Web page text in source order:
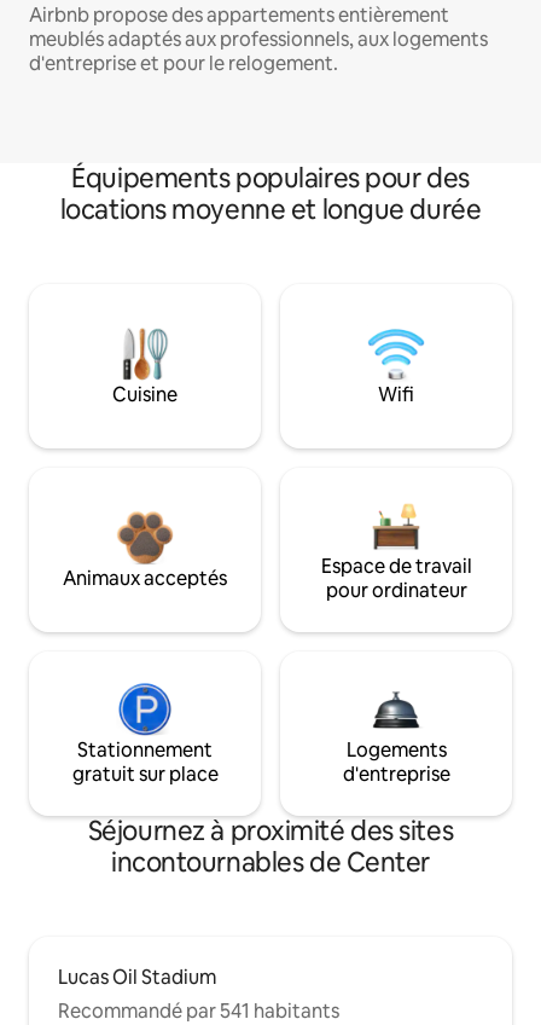
Airbnb propose des appartements entièrement
meublés adaptés aux professionnels, aux logements
d'entreprise et pour le relogement.
Équipements populaires pour des
locations moyenne et longue durée
Cuisine Wifi
Animaux acceptés
Espace de travail
pour ordinateur
Stationnement
gratuit sur place
Logements
d'entreprise
Séjournez à proximité des sites
incontournables de Center
Lucas Oil Stadium
Recommandé par 541 habitants